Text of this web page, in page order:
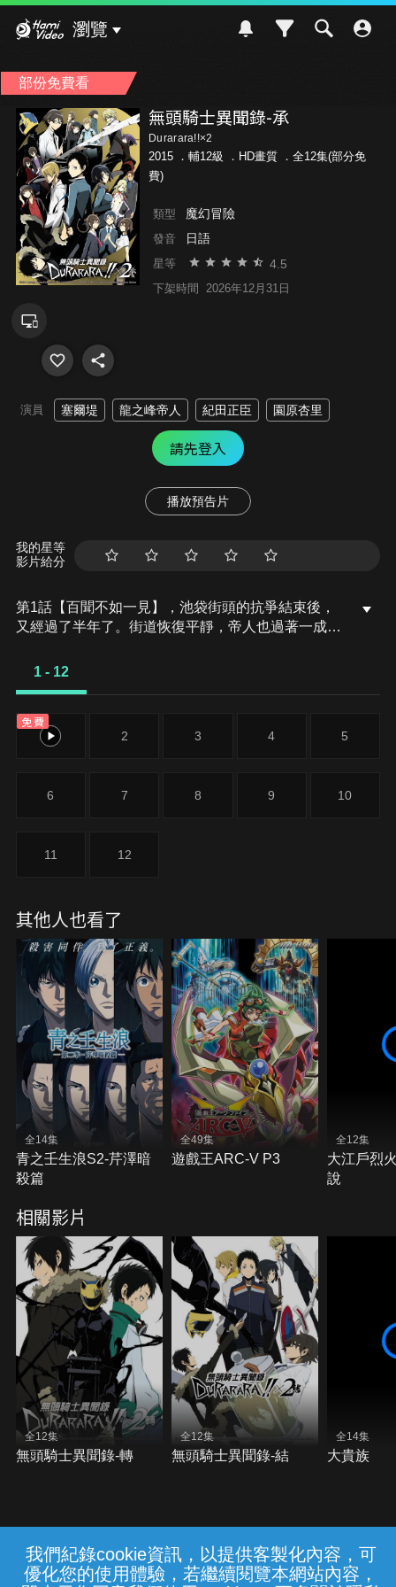
我們紀錄cookie資訊，以提供客製化內容，可
優化您的使用體驗，若繼續閱覽本網站內容，
瀏覽
部份免費看
無頭騎士異聞錄-承
Durarara!!×2
2015 ． 輔12級
．HD畫質 ．全12集(部分免
費)
類型 魔幻冒險
發音 日語
星等 4.5
下架時間 2026年12月31日
演員 塞爾堤 龍之峰帝人 紀田正臣 園原杏里
請先登入
播放預告片
我的星等
影片給分
第1話【百聞不如一見】，池袋街頭的抗爭結束後，
又經過了半年了。街道恢復平靜，帝人也過著一成不
這時候，池袋也發生了奇妙的連續殺人案，兇手的殺
走的身影？！
1 - 12
免費
1 2 3 4 5
6 7 8 9 10
11 12
其他人也看了
全14集
青之壬生浪S2-芹澤暗
殺篇
全49集
遊戲王ARC-V P3
全12集
大江戶烈
說
相關影片
全12集
無頭騎士異聞錄-轉
全12集
無頭騎士異聞錄-結
全14集
大貴族
常見問題 線上客服 服務條款 隱私權保護
{{notifyMsg}}